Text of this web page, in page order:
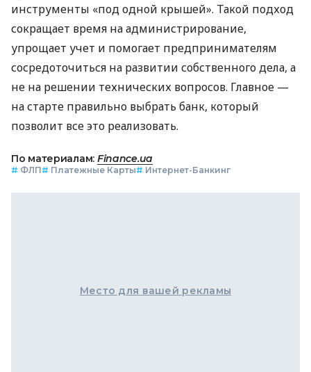
инструменты «под одной крышей». Такой подход
сокращает время на администрирование,
упрощает учет и помогает предпринимателям
сосредоточиться на развитии собственного дела, а
не на решении технических вопросов. Главное —
на старте правильно выбрать банк, который
позволит все это реализовать.
По материалам: Finance.ua
# ФЛП# Платежные Карты# Интернет-Банкинг
Место для вашей рекламы